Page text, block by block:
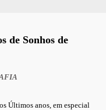
de Sonhos de
Últimos anos, em especial